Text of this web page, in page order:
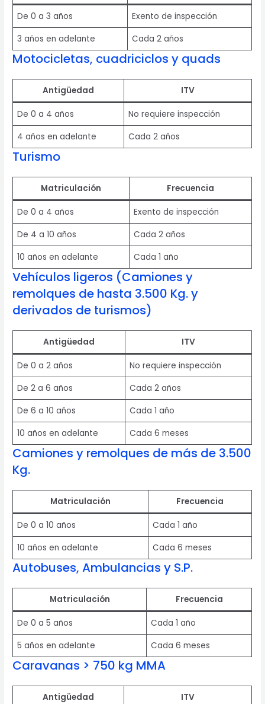
De 0 a 3 años
Exento de inspección
3 años en adelante
Cada 2 años
Motocicletas, cuadriciclos y quads
Antigüedad ITV
De 0 a 4 años
No requiere inspección
4 años en adelante
Cada 2 años
Turismo
Matriculación Frecuencia
De 0 a 4 años
Exento de inspección
De 4 a 10 años
Cada 2 años
10 años en adelante
Cada 1 año
Vehículos ligeros (Camiones y
remolques de hasta 3.500 Kg. y
derivados de turismos)
Antigüedad ITV
De 0 a 2 años
No requiere inspección
De 2 a 6 años
Cada 2 años
De 6 a 10 años
Cada 1 año
10 años en adelante
Cada 6 meses
Camiones y remolques de más de 3.500
Kg.
Matriculación Frecuencia
De 0 a 10 años
Cada 1 año
10 años en adelante
Cada 6 meses
Autobuses, Ambulancias y S.P.
Matriculación Frecuencia
De 0 a 5 años
Cada 1 año
5 años en adelante
Cada 6 meses
Caravanas > 750 kg MMA
Antigüedad ITV